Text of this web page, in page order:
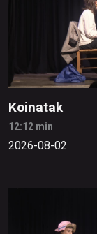
Koinatak
12:12 min
2026-08-02